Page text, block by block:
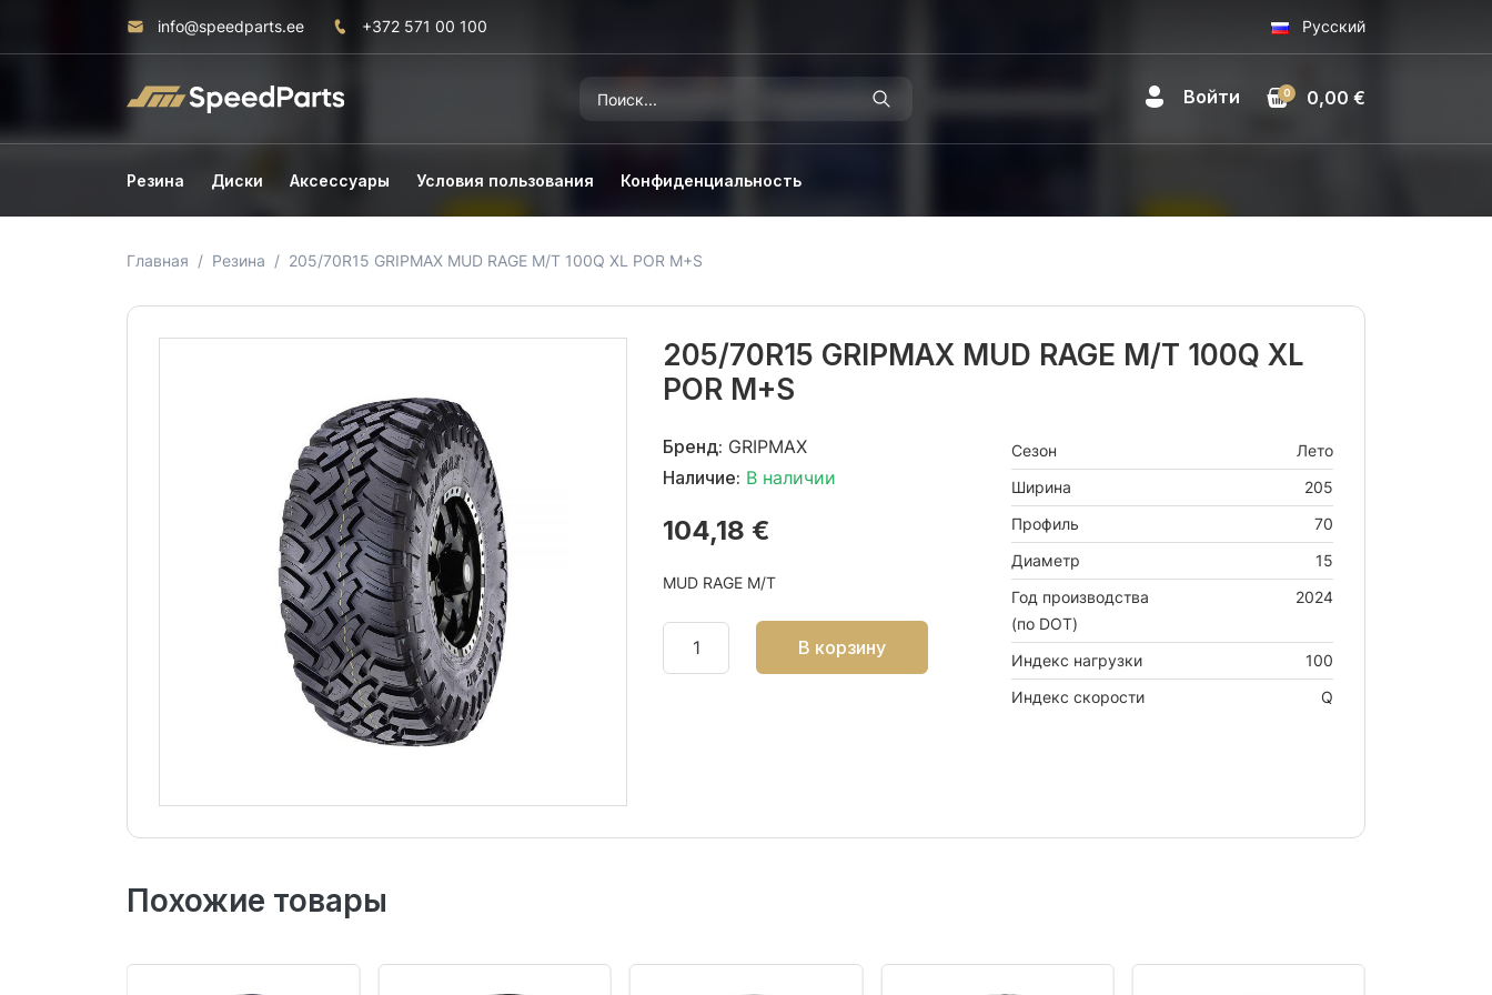
info@speedparts.ee +372 571 00 100 Русский
Войти 0,00 €
0
Резина Диски Аксессуары Условия пользования Конфиденциальность
Главная Резина 205/70R15 GRIPMAX MUD RAGE M/T 100Q XL POR M+S
205/70R15 GRIPMAX MUD RAGE M/T 100Q XL
POR M+S
Бренд: GRIPMAX
Наличие: В наличии
104,18 €
MUD RAGE M/T
В корзину
Сезон
Лето
Ширина
205
Профиль
70
Диаметр
15
Год производства
(по DOT)
2024
Индекс нагрузки
100
Индекс скорости
Q
Похожие товары